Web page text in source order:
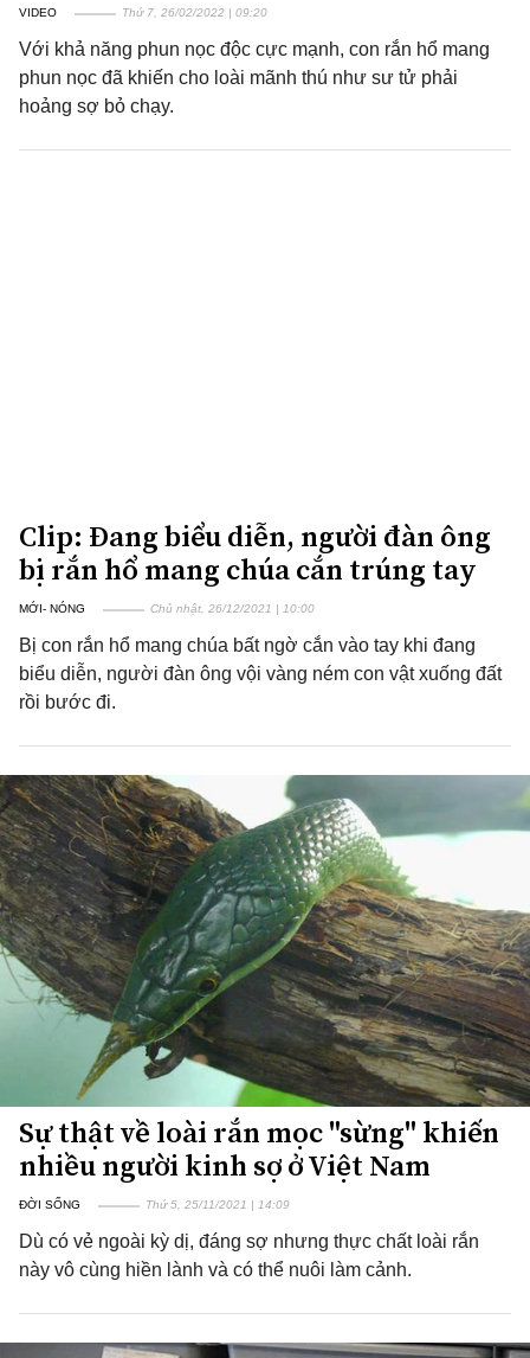
VIDEO Thứ 7, 26/02/2022 | 09:20
Với khả năng phun nọc độc cực mạnh, con rắn hổ mang
phun nọc đã khiến cho loài mãnh thú như sư tử phải
hoảng sợ bỏ chạy.
Clip: Đang biểu diễn, người đàn ông
bị rắn hổ mang chúa cắn trúng tay
MỚI- NÓNG Chủ nhật, 26/12/2021 | 10:00
Bị con rắn hổ mang chúa bất ngờ cắn vào tay khi đang
biểu diễn, người đàn ông vội vàng ném con vật xuống đất
rồi bước đi.
Sự thật về loài rắn mọc "sừng" khiến
nhiều người kinh sợ ở Việt Nam
ĐỜI SỐNG Thứ 5, 25/11/2021 | 14:09
Dù có vẻ ngoài kỳ dị, đáng sợ nhưng thực chất loài rắn
này vô cùng hiền lành và có thể nuôi làm cảnh.